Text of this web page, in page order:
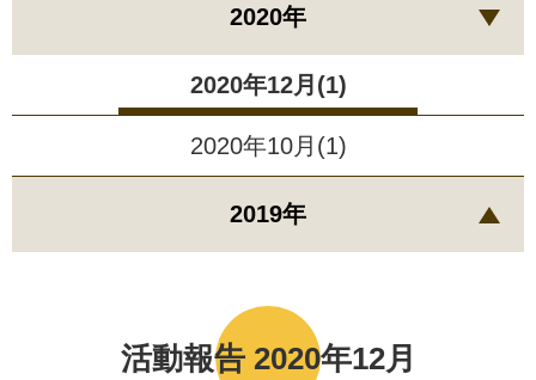
活動報告 2020年12月
2020年
2020年12月(1)
2020年10月(1)
2019年